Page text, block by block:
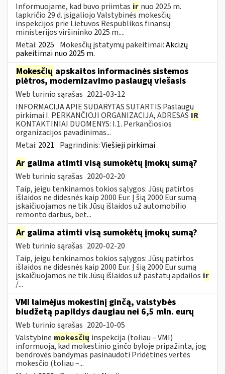
Informuojame, kad buvo priimtas ir nuo 2025 m.
lapkričio 29 d. įsigaliojo Valstybinės mokesčių
inspekcijos prie Lietuvos Respublikos finansų
ministerijos viršininko 2025 m....
Metai: 2025 Mokesčių įstatymų pakeitimai:Akcizų
pakeitimai nuo 2025 m.
Mokesčių apskaitos informacinės sistemos
plėtros, modernizavimo paslaugų viešasis
Web turinio sąrašas 2021-03-12
INFORMACIJA APIE SUDARYTAS SUTARTIS Paslaugų
pirkimai I. PERKANČIOJI ORGANIZACIJA, ADRESAS IR
KONTAKTINIAI DUOMENYS: I.1. Perkančiosios
organizacijos pavadinimas...
Metai: 2021 Pagrindinis:Viešieji pirkimai
Ar galima atimti visą sumokėtų įmokų sumą?
Web turinio sąrašas 2020-02-20
Taip, jeigu tenkinamos tokios sąlygos: Jūsų patirtos
išlaidos ne didesnės kaip 2000 Eur. Į šią 2000 Eur sumą
įskaičiuojamos ne tik Jūsų išlaidos už automobilio
remonto darbus, bet...
Ar galima atimti visą sumokėtų įmokų sumą?
Web turinio sąrašas 2020-02-20
Taip, jeigu tenkinamos tokios sąlygos: Jūsų patirtos
išlaidos ne didesnės kaip 2000 Eur. Į šią 2000 Eur sumą
įskaičiuojamos ne tik Jūsų išlaidos už pastatų apdailos ir
/...
VMI laimėjus mokestinį ginčą, valstybės
biudžetą papildys daugiau nei 6,5 mln. eurų
Web turinio sąrašas 2020-10-05
Valstybinė mokesčių inspekcija (toliau – VMI)
informuoja, kad mokestinio ginčo byloje pripažinta, jog
bendrovės bandymas pasinaudoti Pridėtinės vertės
mokesčio (toliau –...